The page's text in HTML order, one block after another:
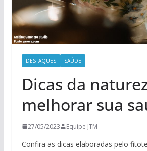
DESTAQUES SAÚDE
Dicas da
melhorar sua
27/05/2023 Equipe JTM
Confira as dicas elaboradas pelo